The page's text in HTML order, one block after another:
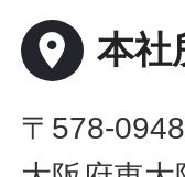
place 本社
〒578-0948